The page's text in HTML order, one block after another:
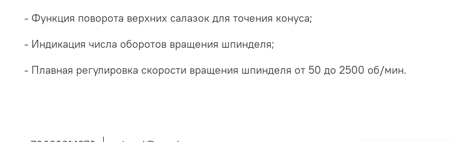
- Функция поворота верхних салазок для точения конуса;
- Индикация числа оборотов вращения шпинделя;
- Плавная регулировка скорости вращения шпинделя от 50 до 2500 об/мин.